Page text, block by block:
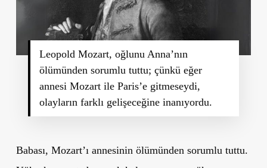
Leopold Mozart, oğlunu Anna’nın
ölümünden sorumlu tuttu; çünkü eğer
annesi Mozart ile Paris’e gitmeseydi,
olayların farklı gelişeceğine inanıyordu.
Babası, Mozart’ı annesinin ölümünden sorumlu tuttu.